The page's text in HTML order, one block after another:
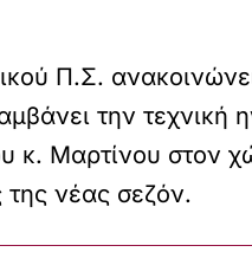
Π.Σ.
την τεχνική
κ. Μαρτίνου στον
της νέας σεζόν.